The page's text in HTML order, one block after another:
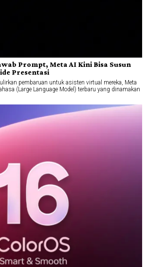
Prompt, Meta AI Kini Bisa Susun
Presentasi
pembaruan untuk asisten virtual mereka, Meta
(Large Language Model) terbaru yang dinamakan